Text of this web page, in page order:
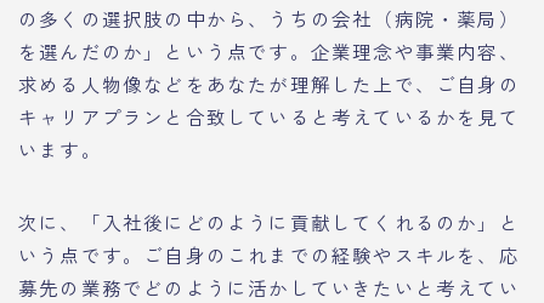
の多くの選択肢の中から、うちの会社（病院・薬局）
を選んだのか」という点です。企業理念や事業内容、
求める人物像などをあなたが理解した上で、ご自身の
キャリアプランと合致していると考えているかを見て
います。
次に、「入社後にどのように貢献してくれるのか」と
いう点です。ご自身のこれまでの経験やスキルを、応
募先の業務でどのように活かしていきたいと考えてい